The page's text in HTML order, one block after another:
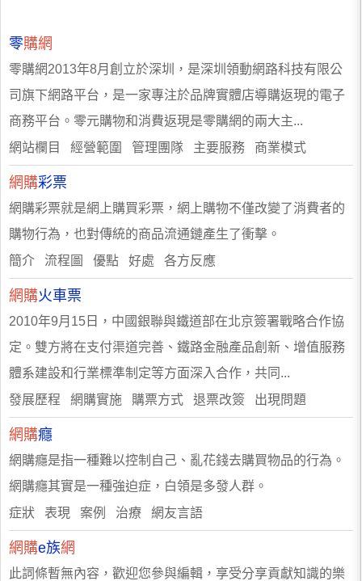
零購網
零購網2013年8月創立於深圳，是深圳領動網路科技有限公
司旗下網路平台，是一家專注於品牌實體店導購返現的電子
商務平台。零元購物和消費返現是零購網的兩大主...
網站欄目 經營範圍 管理團隊 主要服務 商業模式
網購彩票
網購彩票就是網上購買彩票，網上購物不僅改變了消費者的
購物行為，也對傳統的商品流通鏈產生了衝擊。
簡介 流程圖 優點 好處 各方反應
網購火車票
2010年9月15日，中國銀聯與鐵道部在北京簽署戰略合作協
定。雙方將在支付渠道完善、鐵路金融產品創新、增值服務
體系建設和行業標準制定等方面深入合作，共同...
發展歷程 網購實施 購票方式 退票改簽 出現問題
網購癮
網購癮是指一種難以控制自己、亂花錢去購買物品的行為。
網購癮其實是一種強迫症，白領是多發人群。
症狀 表現 案例 治療 網友言語
網購e族網
此詞條暫無內容，歡迎您參與編輯，享受分享貢獻知識的樂